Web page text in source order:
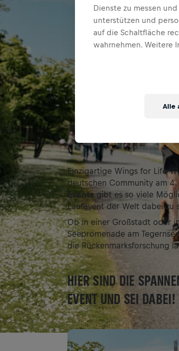
Einzigartige Wings for Life
deutschen Community am
Eventsgibt es so viele
Laufevent der Welt dabei zu
Ob in einer Großstadt oder
Seepromenade am
die Rückenmarksforschung
HIER SIND DIE
EVENT UND SEI DABEI!
Dienste zu messen
unterstützen und
auf die Schaltfläche
wahrnehmen. Weitere
Alle